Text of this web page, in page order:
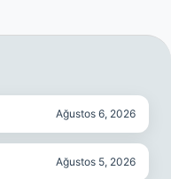
Ağustos 6, 2026
Ağustos 5, 2026